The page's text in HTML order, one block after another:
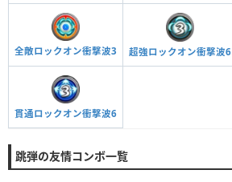
全敵ロックオン衝撃波3 超強ロックオン衝撃波6
貫通ロックオン衝撃波6
跳弾の友情コンボ一覧